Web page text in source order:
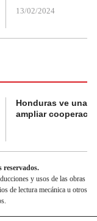
13/02/2024
Honduras ve una
ampliar
reservados.
y usos de las obras
de lectura mecánica u otros